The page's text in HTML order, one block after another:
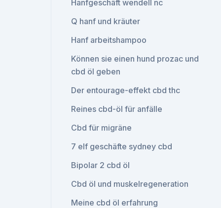
Hanfgeschäft wendell nc
Q hanf und kräuter
Hanf arbeitshampoo
Können sie einen hund prozac und
cbd öl geben
Der entourage-effekt cbd thc
Reines cbd-öl für anfälle
Cbd für migräne
7 elf geschäfte sydney cbd
Bipolar 2 cbd öl
Cbd öl und muskelregeneration
Meine cbd öl erfahrung